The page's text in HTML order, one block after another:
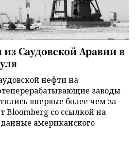
Саудовской Аравии в
нефти на
заводы
впервые более чем за
Bloomberg со ссылкой на
американского